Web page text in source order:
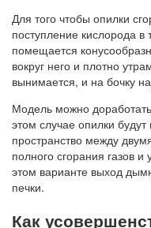
Для того чтобы опилки
поступление кислорода в
помещается
вокруг него и плотно
вынимается, и на бочку
Модель можно
этом случае опилки
пространство между
полного сгорания газов
этом варианте выход
печки.
Как